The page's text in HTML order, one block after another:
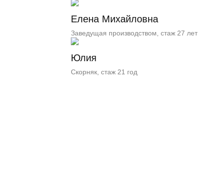
Елена Михайловна
Заведущая производством, стаж 27 лет
Юлия
Скорняк, стаж 21 год